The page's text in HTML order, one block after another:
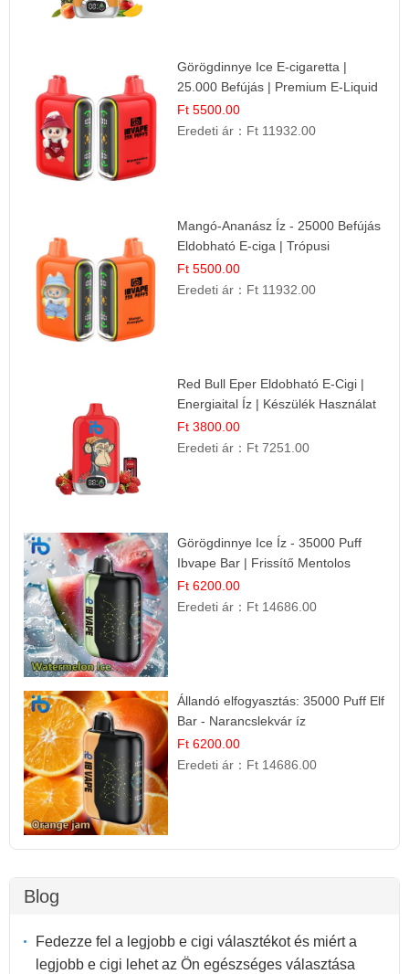
Görögdinnye Ice E-cigaretta |
25.000 Befújás | Premium E-Liquid
Ft 5500.00
Eredeti ár： Ft 11932.00
Mangó-Ananász Íz - 25000 Befújás
Eldobható E-ciga | Trópusi
Gyümölcs Élmény!
Ft 5500.00
Eredeti ár： Ft 11932.00
Red Bull Eper Eldobható E-Cigi |
Energiaital Íz | Készülék Használat
Ft 3800.00
Eredeti ár： Ft 7251.00
Görögdinnye Ice Íz - 35000 Puff
Ibvape Bar | Frissítő Mentolos
Élmény!
Ft 6200.00
Eredeti ár： Ft 14686.00
Állandó elfogyasztás: 35000 Puff Elf
Bar - Narancslekvár íz
Ft 6200.00
Eredeti ár： Ft 14686.00
Blog
Fedezze fel a legjobb e cigi választékot és miért a
legjobb e cigi lehet az Ön egészséges választása